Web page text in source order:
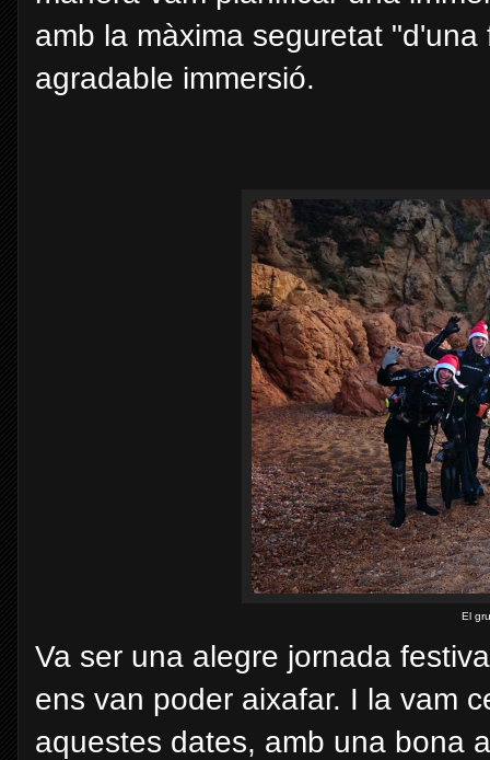
amb la màxima seguretat
agradable immersió.
El
Va ser una alegre jornada
ens van poder aixafar. I la vam
aquestes dates, amb una bona